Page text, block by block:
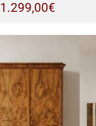
1.299,00€